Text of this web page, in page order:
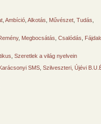
Ambíció Alkotás Művészet Tudás
, Megbocsátás Csalódás
Szeretlek a világ nyelvein
SMS Szilveszteri, Újévi